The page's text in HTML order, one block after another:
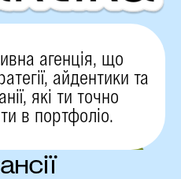
агенція, що
айдентики та
які ти точно
в портфоліо.